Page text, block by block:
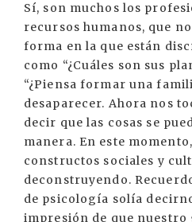
Sí, son muchos los
recursos humanos, que
forma en la que están
como “¿Cuáles son sus
“¿Piensa formar una
desaparecer. Ahora nos
decir que las cosas se
manera. En este
constructos sociales y
deconstruyendo.
de psicología solía
impresión de que nuestro